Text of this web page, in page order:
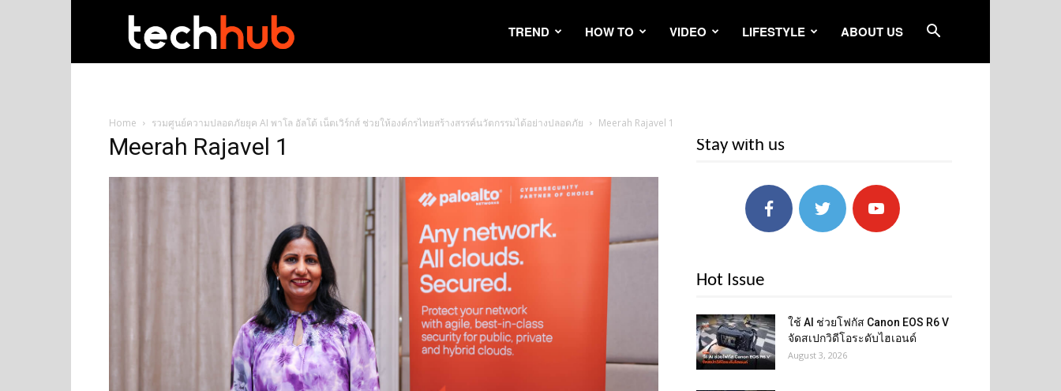
TREND HOW TO VIDEO LIFESTYLE ABOUT US
Home รวมศูนย์ความปลอดภัยยุค AI พาโล อัลโต้ เน็ตเวิร์กส์ ช่วยให้องค์กรไทยสร้างสรรค์นวัตกรรมได้อย่างปลอดภัย Meerah Rajavel 1
Meerah Rajavel 1 Stay with us
Hot Issue
ใช้ AI ช่วยโฟกัส Canon EOS R6 V
จัดสเปกวิดีโอระดับไฮเอนด์
August 3, 2026